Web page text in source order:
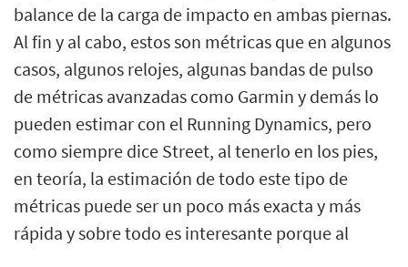
balance de la carga de impacto en ambas piernas.
Al fin y al cabo, estos son métricas que en algunos
casos, algunos relojes, algunas bandas de pulso
de métricas avanzadas como Garmin y demás lo
pueden estimar con el Running Dynamics, pero
como siempre dice Street, al tenerlo en los pies,
en teoría, la estimación de todo este tipo de
métricas puede ser un poco más exacta y más
rápida y sobre todo es interesante porque al